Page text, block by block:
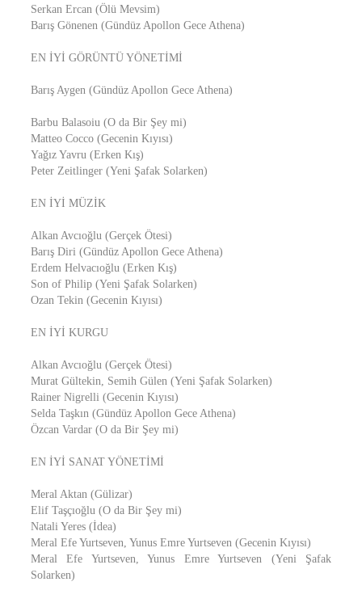
Serkan Ercan (Ölü Mevsim)
Barış Gönenen (Gündüz Apollon Gece Athena)
EN İYİ GÖRÜNTÜ YÖNETİMİ
Barış Aygen (Gündüz Apollon Gece Athena)
Barbu Balasoiu (O da Bir Şey mi)
Matteo Cocco (Gecenin Kıyısı)
Yağız Yavru (Erken Kış)
Peter Zeitlinger (Yeni Şafak Solarken)
EN İYİ MÜZİK
Alkan Avcıoğlu (Gerçek Ötesi)
Barış Diri (Gündüz Apollon Gece Athena)
Erdem Helvacıoğlu (Erken Kış)
Son of Philip (Yeni Şafak Solarken)
Ozan Tekin (Gecenin Kıyısı)
EN İYİ KURGU
Alkan Avcıoğlu (Gerçek Ötesi)
Murat Gültekin, Semih Gülen (Yeni Şafak Solarken)
Rainer Nigrelli (Gecenin Kıyısı)
Selda Taşkın (Gündüz Apollon Gece Athena)
Özcan Vardar (O da Bir Şey mi)
EN İYİ SANAT YÖNETİMİ
Meral Aktan (Gülizar)
Elif Taşçıoğlu (O da Bir Şey mi)
Natali Yeres (İdea)
Meral Efe Yurtseven, Yunus Emre Yurtseven (Gecenin Kıyısı)
Meral Efe Yurtseven, Yunus Emre Yurtseven (Yeni Şafak
Solarken)